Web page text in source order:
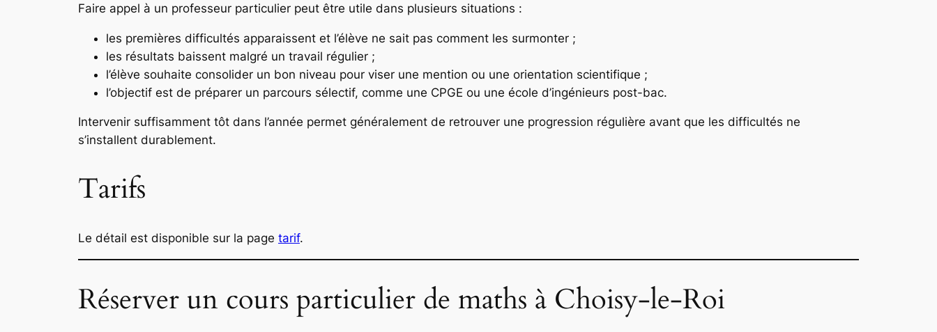
Faire appel à un professeur particulier peut être utile dans plusieurs situations :
les premières difficultés apparaissent et l’élève ne sait pas comment les surmonter ;
les résultats baissent malgré un travail régulier ;
l’élève souhaite consolider un bon niveau pour viser une mention ou une orientation scientifique ;
l’objectif est de préparer un parcours sélectif, comme une CPGE ou une école d’ingénieurs post-bac.
Intervenir suffisamment tôt dans l’année permet généralement de retrouver une progression régulière avant que les difficultés ne
s’installent durablement.
Tarifs
Le détail est disponible sur la page tarif.
Réserver un cours particulier de maths à Choisy-le-Roi